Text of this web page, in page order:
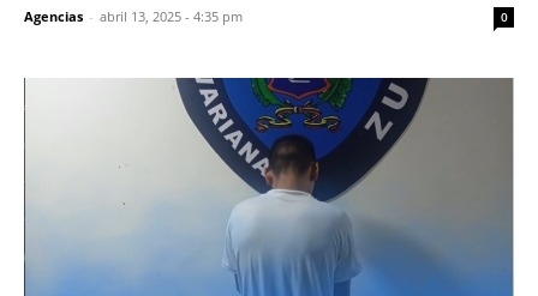
Agencias - abril 13, 2025 - 4:35 pm 0